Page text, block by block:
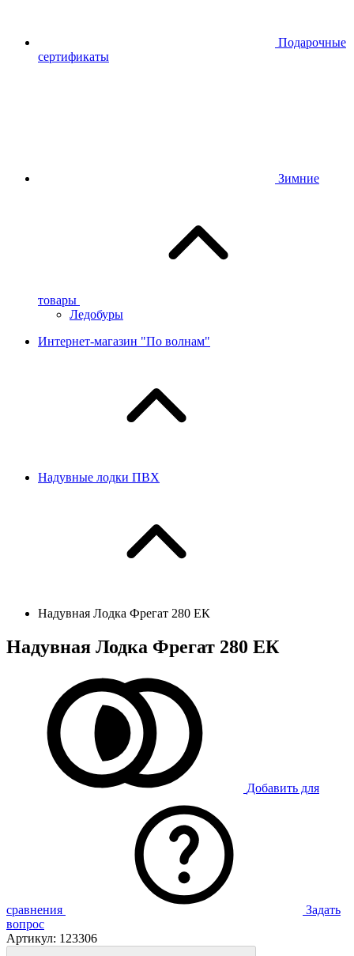
Подарочные
сертификаты
Зимние
товары
Ледобуры
Интернет-магазин "По волнам"
Надувные лодки ПВХ
Надувная Лодка Фрегат 280 ЕК
Надувная Лодка Фрегат 280 ЕК
Добавить для
сравнения
Задать
вопрос
Артикул: 123306